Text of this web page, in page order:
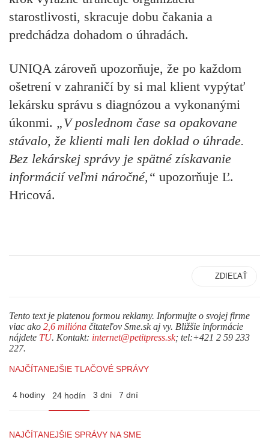
starostlivosti, skracuje dobu čakania a
predchádza dohadom o úhradách.
UNIQA zároveň upozorňuje, že po každom
ošetrení v zahraničí by si mal klient vypýtať
lekársku správu s diagnózou a vykonanými
úkonmi. „V poslednom čase sa opakovane
stávalo, že klienti mali len doklad o úhrade.
Bez lekárskej správy je spätné získavanie
informácií veľmi náročné,“ upozorňuje Ľ.
Hricová.
ZDIEĽAŤ
Tento text je platenou formou reklamy. Informujte o svojej firme
viac ako 2,6 milióna čitateľov Sme.sk aj vy. Bližšie informácie
nájdete TU. Kontakt: internet@petitpress.sk; tel:+421 2 59 233
227.
NAJČÍTANEJŠIE TLAČOVÉ SPRÁVY
4 hodiny 24 hodín 3 dni 7 dní
NAJČÍTANEJŠIE SPRÁVY NA SME